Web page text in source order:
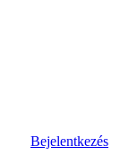
Bejelentkezés